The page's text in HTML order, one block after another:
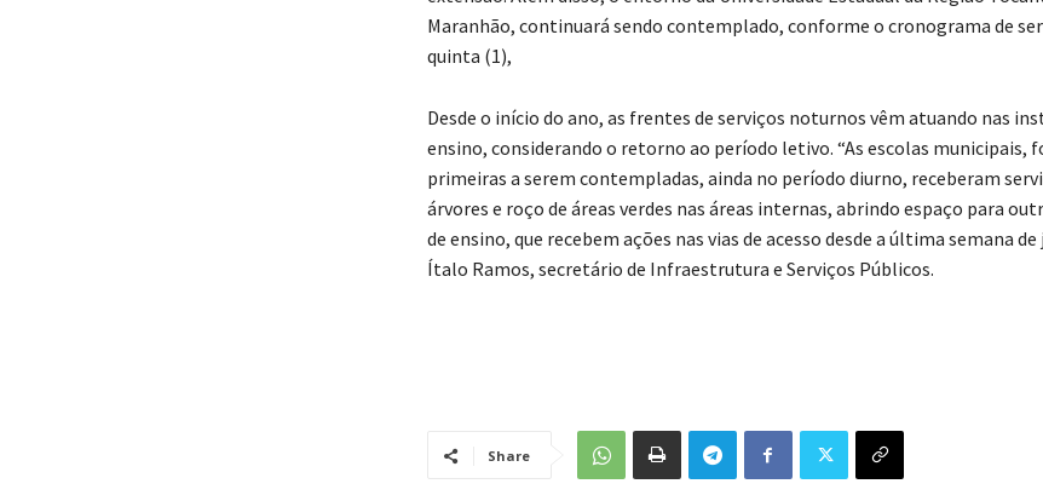
Maranhão, continuará sendo contemplado, conforme o cronograma de
quinta (1),
Desde o início do ano, as frentes de serviços noturnos vêm atuando nas
ensino, considerando o retorno ao período letivo. “As escolas municipais,
primeiras a serem contempladas, ainda no período diurno, receberam
árvores e roço de áreas verdes nas áreas internas, abrindo espaço para
de ensino, que recebem ações nas vias de acesso desde a última semana
Ítalo Ramos, secretário de Infraestrutura e Serviços Públicos.
Share